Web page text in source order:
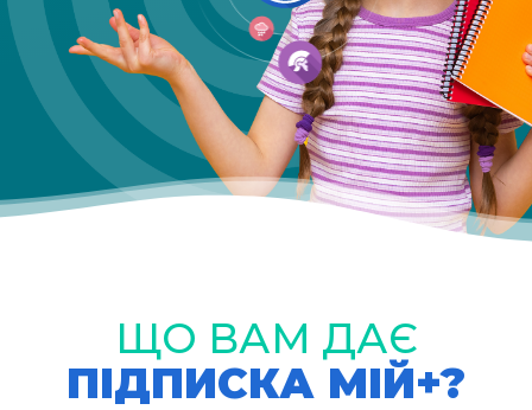
ЩО ВАМ ДАЄ
ПІДПИСКА МІЙ+?